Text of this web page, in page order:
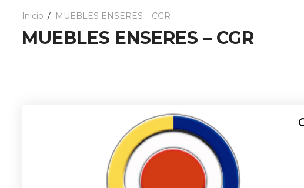
Inicio MUEBLES ENSERES – CGR
MUEBLES ENSERES – CGR